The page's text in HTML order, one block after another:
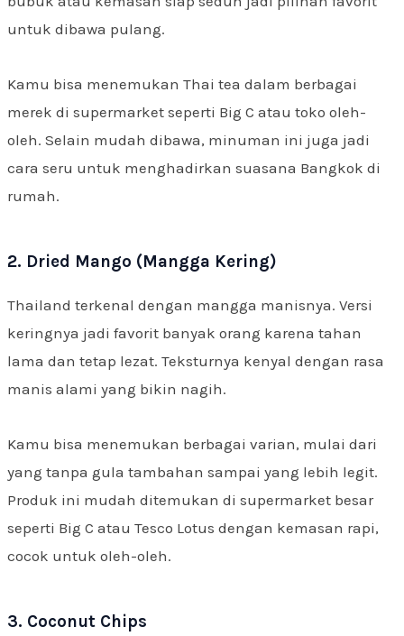
untuk dibawa pulang.
Kamu bisa menemukan Thai tea dalam berbagai
merek di supermarket seperti Big C atau toko oleh-
oleh. Selain mudah dibawa, minuman ini juga jadi
cara seru untuk menghadirkan suasana Bangkok di
rumah.
2. Dried Mango (Mangga Kering)
Thailand terkenal dengan mangga manisnya. Versi
keringnya jadi favorit banyak orang karena tahan
lama dan tetap lezat. Teksturnya kenyal dengan rasa
manis alami yang bikin nagih.
Kamu bisa menemukan berbagai varian, mulai dari
yang tanpa gula tambahan sampai yang lebih legit.
Produk ini mudah ditemukan di supermarket besar
seperti Big C atau Tesco Lotus dengan kemasan rapi,
cocok untuk oleh-oleh.
3. Coconut Chips